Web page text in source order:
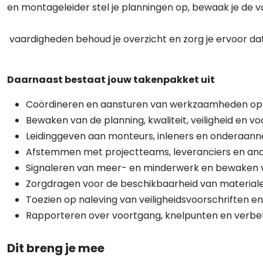
en montageleider stel je planningen op, bewaak je de
vaardigheden behoud je overzicht en zorg je ervoor
Daarnaast bestaat jouw takenpakket uit
Coördineren en aansturen van werkzaamheden
Bewaken van de planning, kwaliteit, veiligheid en
Leidinggeven aan monteurs, inleners en
Afstemmen met projectteams, leveranciers en
Signaleren van meer- en minderwerk en bewaken
Zorgdragen voor de beschikbaarheid van
Toezien op naleving van veiligheidsvoorschriften
Rapporteren over voortgang, knelpunten en
Dit breng je mee